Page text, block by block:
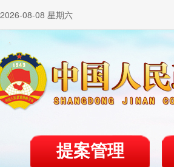
2026-08-08 星期六
提案管理